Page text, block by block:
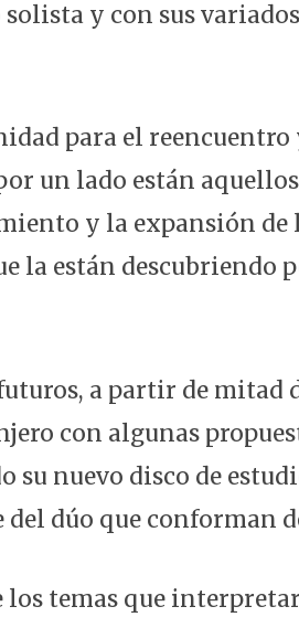
y con sus
para el
un lado están
y la expansión
la están descubriendo
a partir de mitad
con algunas
su nuevo disco de
dúo que conforman
los temas que